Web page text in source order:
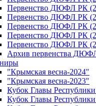
Первенство ДЮФЛ РК
Первенство ДЮФЛ РК
Первенство ДЮФЛ РК
Первенство ДЮФЛ РК
Первенство ДЮФЛ РК
Архив первенства
"Крымская весна-2024"
"Крымская весна-2023"
Кубок Главы
Кубок Главы